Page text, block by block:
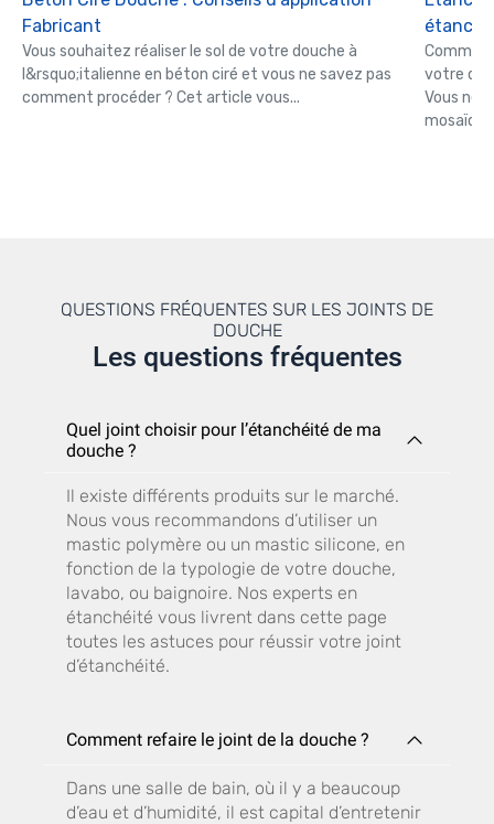
Fabricant
Vous souhaitez réaliser le sol de votre douche à
l&rsquo;italienne en béton ciré et vous ne savez pas
comment procéder ? Cet article vous...
étanche
votre
Vous ne
QUESTIONS FRÉQUENTES SUR LES JOINTS DE
DOUCHE
Les questions fréquentes
Quel joint choisir pour l’étanchéité de ma
douche ?
Il existe différents produits sur le marché.
Nous vous recommandons d’utiliser un
mastic polymère ou un mastic silicone, en
fonction de la typologie de votre douche,
lavabo, ou baignoire. Nos experts en
étanchéité vous livrent dans cette page
toutes les astuces pour réussir votre joint
d’étanchéité.
Comment refaire le joint de la douche ?
Dans une salle de bain, où il y a beaucoup
d’eau et d’humidité, il est capital d’entretenir